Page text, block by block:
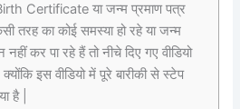
Certificate या जन्म प्रमाण पत्र
का कोई समस्या हो रहे या जन्म
कर पा रहे हैं तो नीचे दिए गए वीडियो
इस वीडियो में पूरे बारीकी से स्टेप
है |